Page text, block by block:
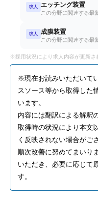
求人 エッチング装置
この分野に関連する最
求人 成膜装置
この分野に関連する最
※採用状況により求人内容が更新さ
※現在お読みいただいて
スソース等から取得した
います。
内容には翻訳による解釈
取得時の状況により本文
く反映されない場合がご
順次改善に努めてまいり
いただき、必要に応じて
す。